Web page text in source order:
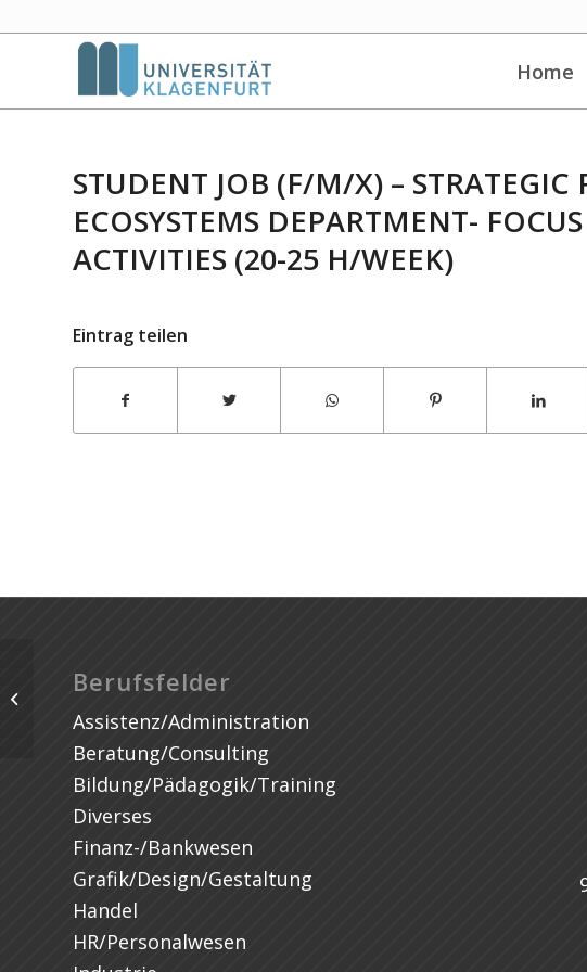
Home
STUDENT JOB (F/M/X) – STRATEGIC
ECOSYSTEMS DEPARTMENT-
ACTIVITIES (20-25 H/WEEK)
Eintrag teilen
Berufsfelder
Assistenz/Administration
Beratung/Consulting
Bildung/Pädagogik/Training
Diverses
Finanz-/Bankwesen
Grafik/Design/Gestaltung
Handel
HR/Personalwesen
Student Job (f/m/x) – Strategic
Partnerships and Ecosystems
Department-...